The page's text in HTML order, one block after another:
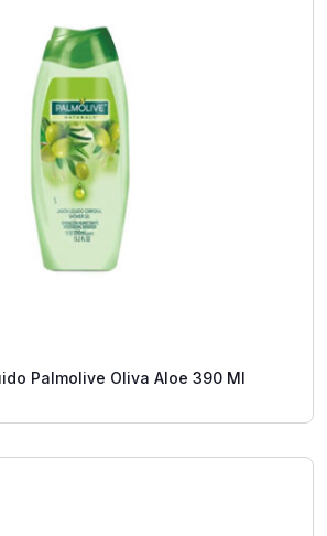
Palmolive Oliva Aloe 390 Ml